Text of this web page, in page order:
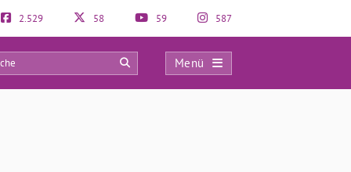
2.529 58 59 587
Menü
0